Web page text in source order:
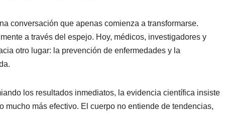
conversación que apenas comienza a transformarse.
a través del espejo. Hoy, médicos, investigadores y
otro lugar: la prevención de enfermedades y la
los resultados inmediatos, la evidencia científica insiste
mucho más efectivo. El cuerpo no entiende de tendencias,